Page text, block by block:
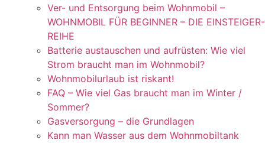
Ver- und Entsorgung beim Wohnmobil –
WOHNMOBIL FÜR BEGINNER – DIE EINSTEIGER-
REIHE
Batterie austauschen und aufrüsten: Wie viel
Strom braucht man im Wohnmobil?
Wohnmobilurlaub ist riskant!
FAQ – Wie viel Gas braucht man im Winter /
Sommer?
Gasversorgung – die Grundlagen
Kann man Wasser aus dem Wohnmobiltank